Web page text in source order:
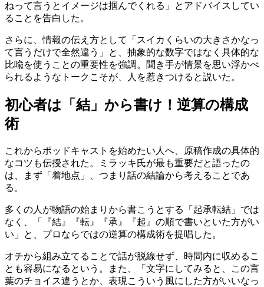
ねって言うとイメージは掴んでくれる」とアドバイスしてい
ることを告白した。
さらに、情報の伝え方として「スイカくらいの大きさかなっ
て言うだけで全然違う」と、抽象的な数字ではなく具体的な
比喩を使うことの重要性を強調。聞き手が情景を思い浮かべ
られるようなトークこそが、人を惹きつけると説いた。
初心者は「結」から書け！逆算の構成
術
これからポッドキャストを始めたい人へ、原稿作成の具体的
なコツも伝授された。ミラッキ氏が最も重要だと語ったの
は、まず「着地点」、つまり話の結論から考えることであ
る。
多くの人が物語の始まりから書こうとする「起承転結」では
なく、「『結』『転』『承』『起』の順で書いといた方がい
い」と、プロならではの逆算の構成術を提唱した。
オチから組み立てることで話が脱線せず、時間内に収めるこ
とも容易になるという。また、「文字にしてみると、この言
葉のチョイス違うとか、表現こういう風にした方がいいなっ